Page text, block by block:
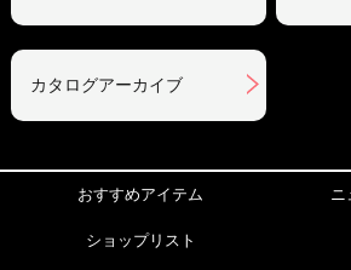
カタログアーカイブ
おすすめアイテム ニ
ショップリスト